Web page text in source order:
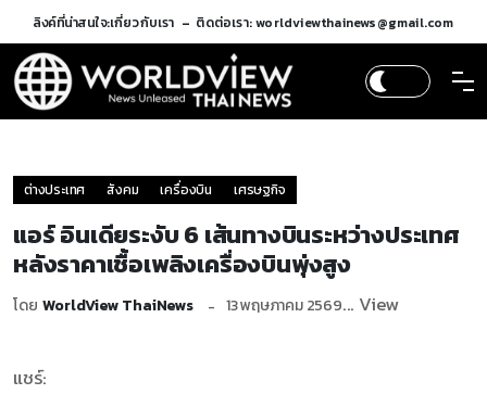
ลิงค์ที่น่าสนใจ:เกี่ยวกับเรา ติดต่อเรา: worldviewthainews@gmail.com
ต่างประเทศ สังคม เครื่องบิน เศรษฐกิจ
แอร์ อินเดียระงับ 6 เส้นทางบินระหว่างประเทศ
หลังราคาเชื้อเพลิงเครื่องบินพุ่งสูง
โดย WorldView ThaiNews 13 พฤษภาคม 2569... View
แชร์: